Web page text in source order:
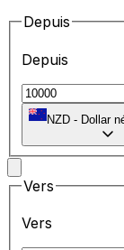
Depuis
Depuis
NZD - Dollar
Vers
Vers